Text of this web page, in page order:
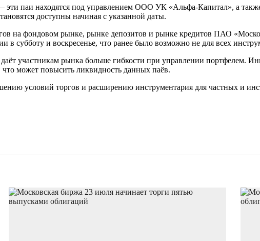
эти паи находятся под управлением ООО УК «Альфа-Капитал», а
доступны начиная с указанной даты.
на фондовом рынке, рынке депозитов и рынке кредитов ПАО
в субботу и воскресенье, что ранее было возможно не для всех
участникам рынка больше гибкости при управлении портфелем.
может повысить ликвидность данных паёв.
условий торгов и расширению инструментария для частных и